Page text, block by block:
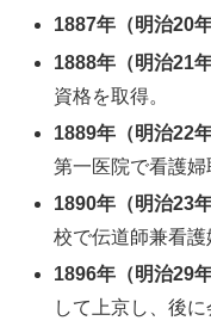
1887年（明治20年
1888年（明治21年
資格を取得。
1889年（明治22年
第一医院で看護婦
1890年（明治23年
校で伝道師兼看護
1896年（明治29年
して上京し、後に